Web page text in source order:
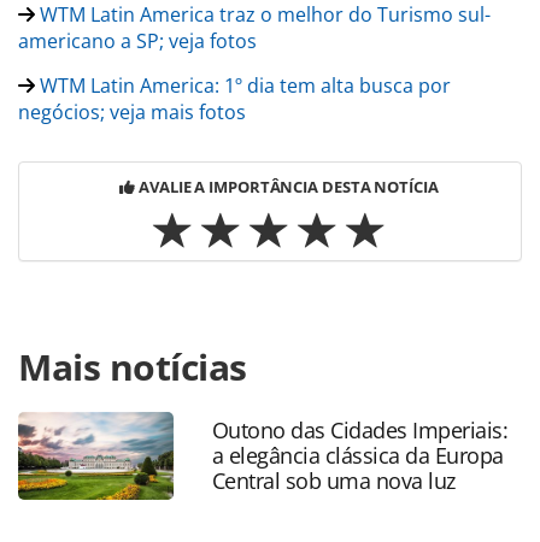
WTM Latin America traz o melhor do Turismo sul-
americano a SP; veja fotos
WTM Latin America: 1º dia tem alta busca por
negócios; veja mais fotos
AVALIE A IMPORTÂNCIA DESTA NOTÍCIA
https://www.panrotas.com.br/mercado/destinos/2024/04/
mexicano-eletronico-custara-us-10-e-sera-pratico-adianta-
empresaria_204811.html ou as ferramentas oferecidas na
página. Todo o conteúdo produzido pela PANROTAS
Editora é protegido pela legislação brasileira sobre direito
autoral. Não reproduza o conteúdo sem autorização da
Mais notícias
Outono das Cidades Imperiais:
a elegância clássica da Europa
Central sob uma nova luz